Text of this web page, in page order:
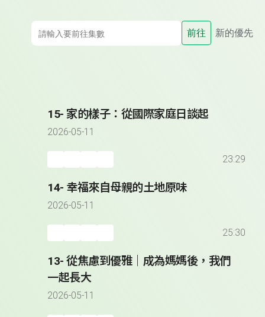
前往 新的優先
15- 家的樣子：從國際家庭日談起
2026-05-11
23:29
14- 幸福來自母親的土地原味
2026-05-11
25:30
13- 從焦慮到優雅｜成為媽媽後，我們
一起長大
2026-05-11